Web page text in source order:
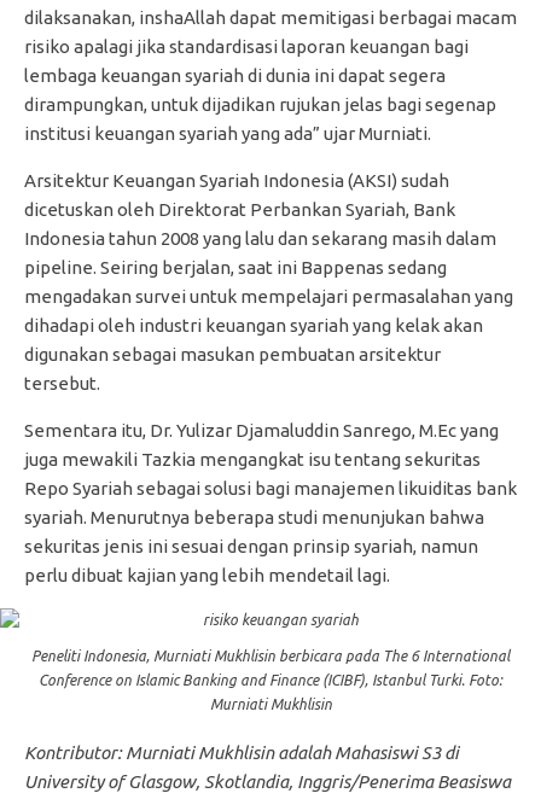
dilaksanakan, inshaAllah dapat memitigasi berbagai macam
risiko apalagi jika standardisasi laporan keuangan bagi
lembaga keuangan syariah di dunia ini dapat segera
dirampungkan, untuk dijadikan rujukan jelas bagi segenap
institusi keuangan syariah yang ada” ujar Murniati.
Arsitektur Keuangan Syariah Indonesia (AKSI) sudah
dicetuskan oleh Direktorat Perbankan Syariah, Bank
Indonesia tahun 2008 yang lalu dan sekarang masih dalam
pipeline. Seiring berjalan, saat ini Bappenas sedang
mengadakan survei untuk mempelajari permasalahan yang
dihadapi oleh industri keuangan syariah yang kelak akan
digunakan sebagai masukan pembuatan arsitektur
tersebut.
Sementara itu, Dr. Yulizar Djamaluddin Sanrego, M.Ec yang
juga mewakili Tazkia mengangkat isu tentang sekuritas
Repo Syariah sebagai solusi bagi manajemen likuiditas bank
syariah. Menurutnya beberapa studi menunjukan bahwa
sekuritas jenis ini sesuai dengan prinsip syariah, namun
perlu dibuat kajian yang lebih mendetail lagi.
Peneliti Indonesia, Murniati Mukhlisin berbicara pada The 6 International
Conference on Islamic Banking and Finance (ICIBF), Istanbul Turki. Foto:
Murniati Mukhlisin
Kontributor: Murniati Mukhlisin adalah Mahasiswi S3 di
University of Glasgow, Skotlandia, Inggris/Penerima Beasiswa